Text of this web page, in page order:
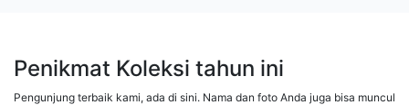
Penikmat Koleksi tahun ini
Pengunjung terbaik kami, ada di sini. Nama dan foto Anda juga bisa muncul